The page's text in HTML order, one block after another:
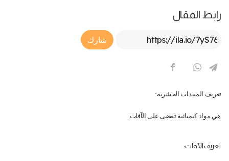
رابط المقال
Article Link
شارك
تعريف المبيدات الحشرية:
هي مواد كيميائية تقضى على الآفات.
تعريف الآفات: